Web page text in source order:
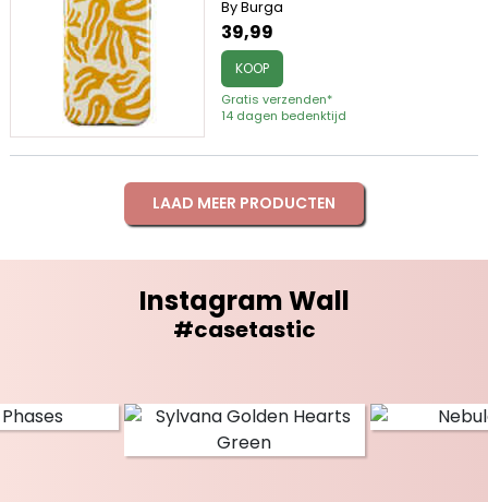
By Burga
39,99
KOOP
Gratis verzenden*
14 dagen bedenktijd
LAAD MEER PRODUCTEN
Instagram Wall
#casetastic